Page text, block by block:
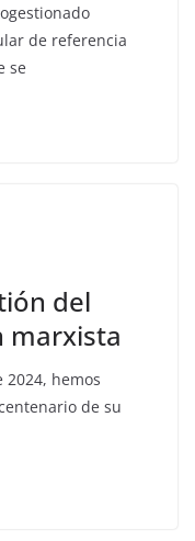
de referencia
se
del
marxista
2024, hemos
de su